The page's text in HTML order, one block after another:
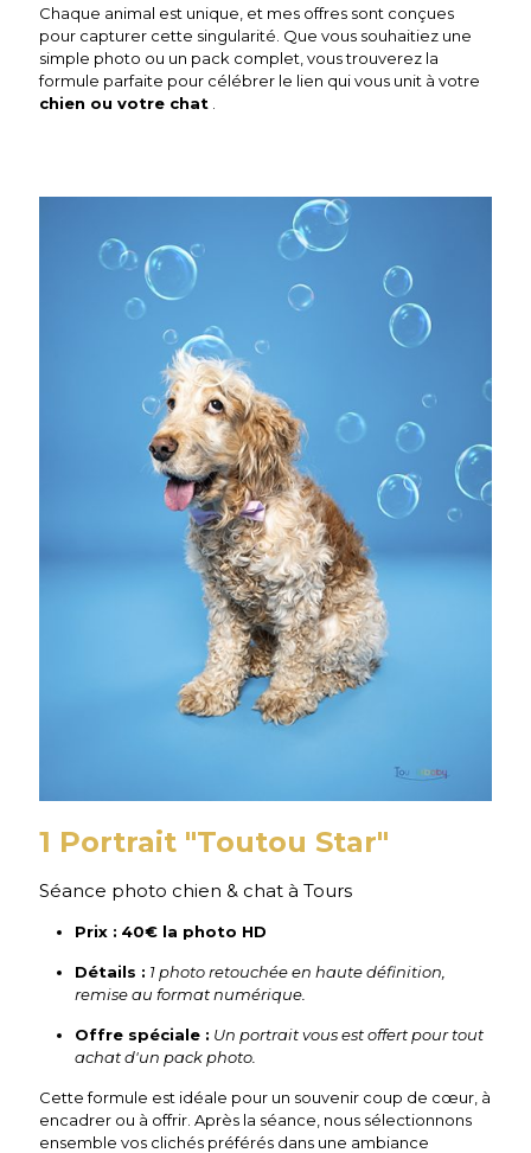
Chaque animal est unique, et mes offres sont conçues
pour capturer cette singularité. Que vous souhaitiez une
simple photo ou un pack complet, vous trouverez la
formule parfaite pour célébrer le lien qui vous unit à votre
chien ou votre chat
1 Portrait "Toutou Star"
Séance photo chien & chat à Tours
Prix : 40€ la photo HD
Détails : 1 photo retouchée en haute définition,
remise au format numérique.
Offre spéciale : Un portrait vous est offert pour tout
achat d'un pack photo.
Cette formule est idéale pour un souvenir coup de cœur, à
encadrer ou à offrir. Après la séance, nous sélectionnons
ensemble vos clichés préférés dans une ambiance